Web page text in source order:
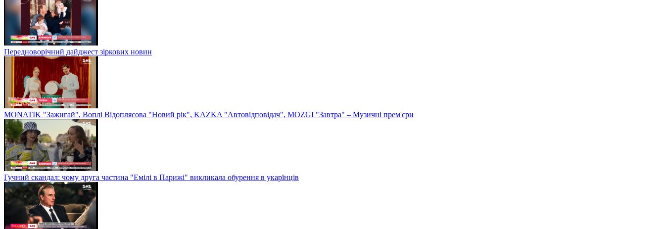
Передноворічний дайджест зіркових новин
MONATIK "Зажигай", Воплі Відоплясова "Новий рік", KAZKA "Автовідповідач", MOZGI "Завтра" – Музичні прем'єри
Гучний скандал: чому друга частина "Емілі в Парижі" викликала обурення в укарїнців